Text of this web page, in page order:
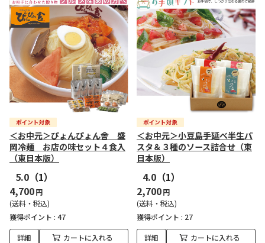
＜お中元＞ぴょんぴょん舎 盛
岡冷麺 お店の味セット４食入
（東日本版）
5.0 （1）
4,700円
(送料・税込)
獲得ポイント : 47
詳細 カートに入れる
＜お中元＞小豆島手延べ半生パ
スタ＆３種のソース詰合せ（東
日本版）
4.0 （1）
2,700円
(送料・税込)
獲得ポイント : 27
詳細 カートに入れる